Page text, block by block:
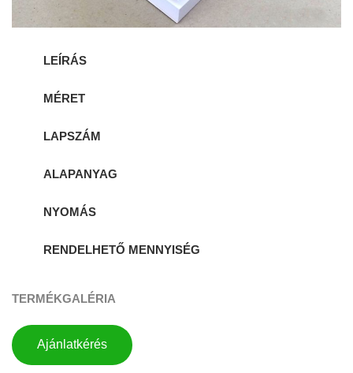
LEÍRÁS
MÉRET
LAPSZÁM
ALAPANYAG
NYOMÁS
RENDELHETŐ MENNYISÉG
TERMÉKGALÉRIA
Ajánlatkérés